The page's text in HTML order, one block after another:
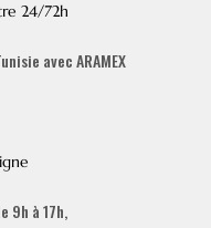
24/72h
avec ARAMEX
9h à 17h,